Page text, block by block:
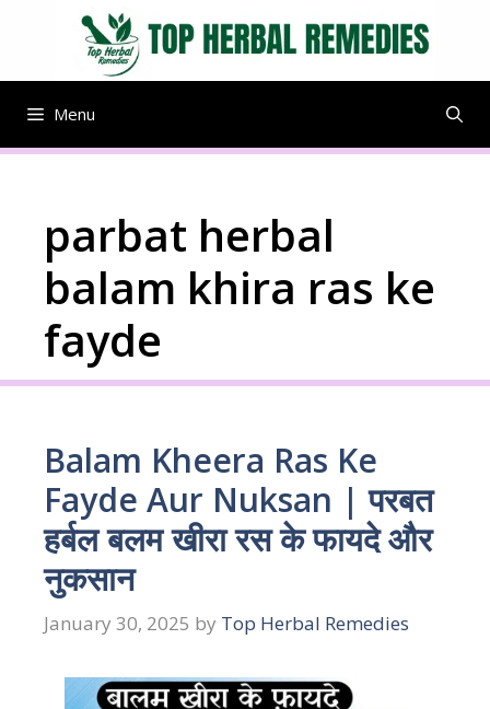
Menu
parbat herbal
balam khira ras ke
fayde
Balam Kheera Ras Ke
Fayde Aur Nuksan | परबत
हर्बल बलम खीरा रस के फायदे और
नुकसान
January 30, 2025 by Top Herbal Remedies